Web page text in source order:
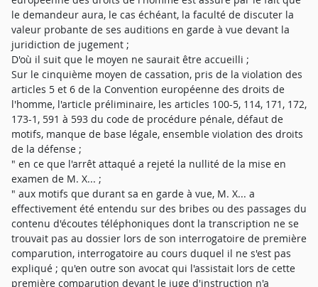
le demandeur aura, le cas échéant, la faculté de discuter la
valeur probante de ses auditions en garde à vue devant la
juridiction de jugement ;
D'où il suit que le moyen ne saurait être accueilli ;
Sur le cinquième moyen de cassation, pris de la violation des
articles 5 et 6 de la Convention européenne des droits de
l'homme, l'article préliminaire, les articles 100-5, 114, 171, 172,
173-1, 591 à 593 du code de procédure pénale, défaut de
motifs, manque de base légale, ensemble violation des droits
de la défense ;
" en ce que l'arrêt attaqué a rejeté la nullité de la mise en
examen de M. X... ;
" aux motifs que durant sa en garde à vue, M. X... a
effectivement été entendu sur des bribes ou des passages du
contenu d'écoutes téléphoniques dont la transcription ne se
trouvait pas au dossier lors de son interrogatoire de première
comparution, interrogatoire au cours duquel il ne s'est pas
expliqué ; qu'en outre son avocat qui l'assistait lors de cette
première comparution devant le juge d'instruction n'a